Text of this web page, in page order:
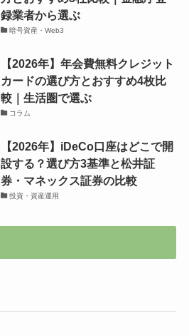
録業者から選ぶ
暗号資産・Web3
【2026年】年会費無料クレジット
カードの選び方とおすすめ4枚比
較｜生活圏で選ぶ
コラム
【2026年】iDeCo口座はどこで開
設する？選び方3基準と松井証
券・マネックス証券の比較
投資・資産運用